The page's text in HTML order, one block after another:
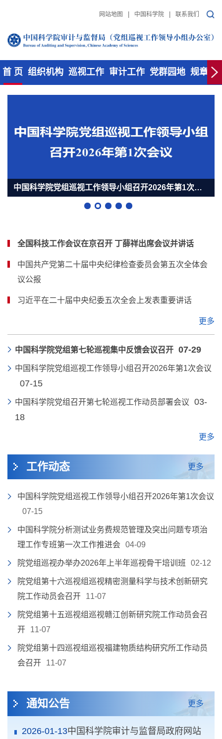
网站地图 中国科学院 联系我们
首 页 组织机构 巡视工作 审计工作 党群园地 规章制
中国科学院党组第六轮巡视集中反馈会议召开
全国科技工作会议在京召开 丁薛祥出席会议并讲话
中国共产党第二十届中央纪律检查委员会第五次全体会
议公报
习近平在二十届中央纪委五次全会上发表重要讲话
更多
中国科学院党组第七轮巡视集中反馈会议召开 07-29
中国科学院党组巡视工作领导小组召开2026年第1次会议
07-15
中国科学院党组召开第七轮巡视工作动员部署会议
03-
18
更多
工作动态 更多
中国科学院党组巡视工作领导小组召开2026年第1次会议
07-15
中国科学院分析测试业务费规范管理及突出问题专项治
理工作专班第一次工作推进会 04-09
院党组巡视办举办2026年上半年巡视骨干培训班 02-12
院党组第十六巡视组巡视精密测量科学与技术创新研究
院工作动员会召开
11-07
院党组第十五巡视组巡视赣江创新研究院工作动员会召
开
11-07
院党组第十四巡视组巡视福建物质结构研究所工作动员
会召开
11-07
通知公告 更多
2026-01-13中国科学院审计与监督局政府网站